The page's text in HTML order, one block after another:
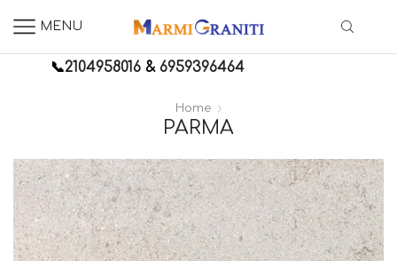
MENU
📞2104958016 &6959396464
Home
PARMA